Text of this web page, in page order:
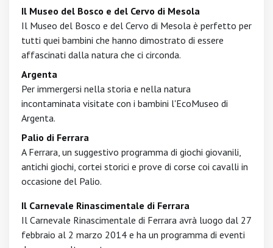
Il Museo del Bosco e del Cervo di Mesola
Il Museo del Bosco e del Cervo di Mesola è perfetto per
tutti quei bambini che hanno dimostrato di essere
affascinati dalla natura che ci circonda.
Argenta
Per immergersi nella storia e nella natura
incontaminata visitate con i bambini l'EcoMuseo di
Argenta.
Palio di Ferrara
A Ferrara, un suggestivo programma di giochi giovanili,
antichi giochi, cortei storici e prove di corse coi cavalli in
occasione del Palio.
Il Carnevale Rinascimentale di Ferrara
Il Carnevale Rinascimentale di Ferrara avrà luogo dal 27
febbraio al 2 marzo 2014 e ha un programma di eventi